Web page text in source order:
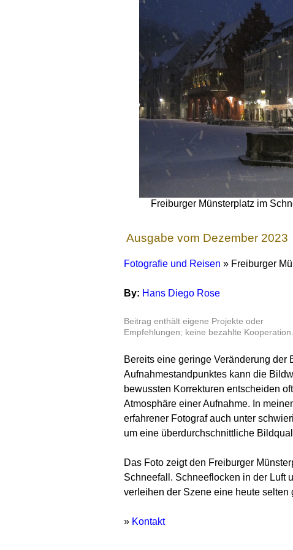
Freiburger Münsterplatz im
Ausgabe vom Dezember 2023
Fotografie und Reisen » Freiburger
By: Hans Diego Rose
Beitrag enthält eigene Projekte oder
Empfehlungen; keine bezahlte Kooperation.
Bereits eine geringe Veränderung der
Aufnahmestandpunktes kann die
bewussten Korrekturen entscheiden
Atmosphäre einer Aufnahme. In
erfahrener Fotograf auch unter
um eine überdurchschnittliche
Das Foto zeigt den Freiburger
Schneefall. Schneeflocken in der Luft
verleihen der Szene eine heute selten
» Kontakt